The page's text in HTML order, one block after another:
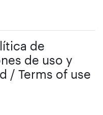
de
de uso y
/ Terms of use